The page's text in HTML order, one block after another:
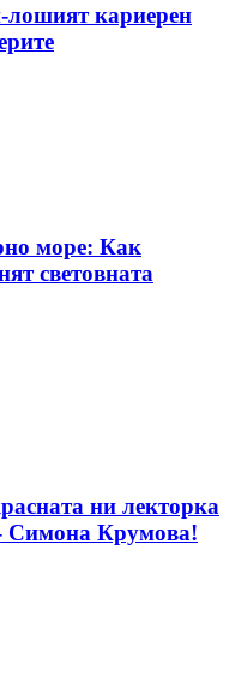
кариерен
море: Как
световната
ни лекторка
Симона Крумова!